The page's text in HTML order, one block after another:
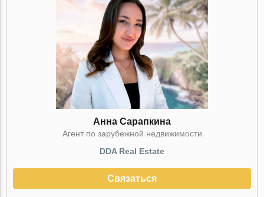
Анна Сарапкина
Агент по зарубежной недвижимости
DDA Real Estate
Связаться